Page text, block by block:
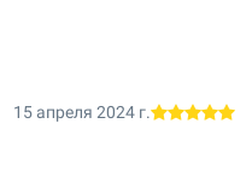
15 апреля 2024 г.